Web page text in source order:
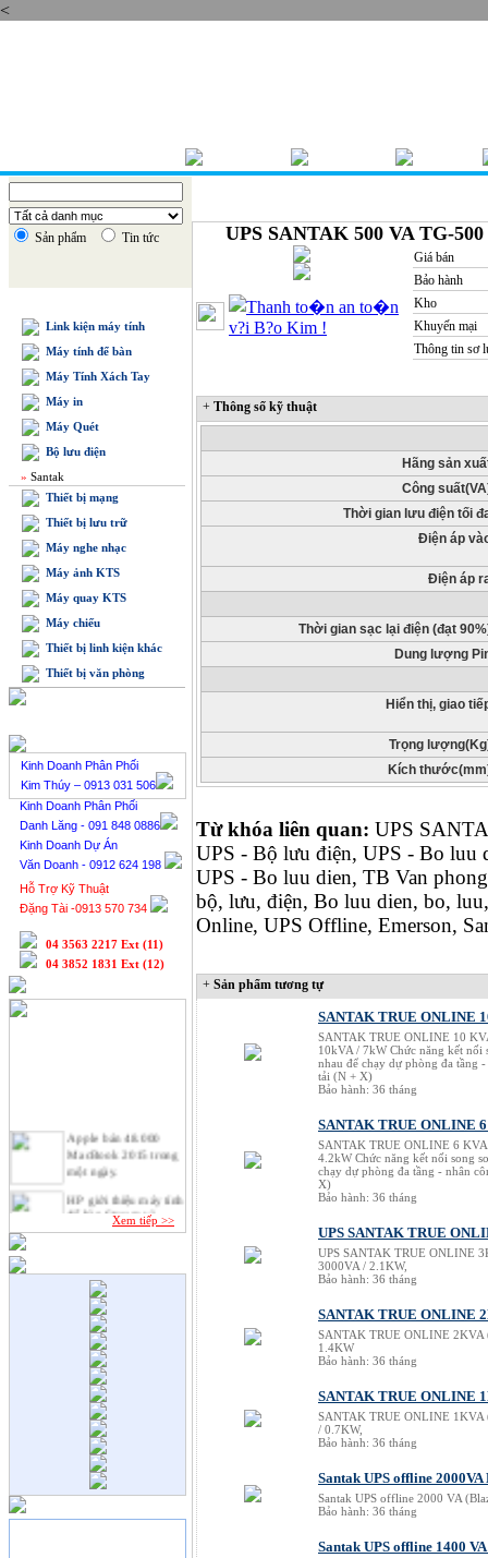
<
Sản phẩm Tin tức
Link kiện máy tính
Máy tính để bàn
Máy Tính Xách Tay
Máy in
Máy Quét
Bộ lưu điện
» Santak
Thiết bị mạng
Thiết bị lưu trữ
Máy nghe nhạc
Máy ảnh KTS
Máy quay KTS
Máy chiếu
Thiết bị linh kiện khác
Thiết bị văn phòng
Kinh Doanh Phân Phối
Kim Thúy – 0913 031 506
Kinh Doanh Phân Phối
Danh Lăng - 091 848 0886
Kinh Doanh Dự Án
Văn Doanh - 0912 624 198
Hỗ Trợ Kỹ Thuật
Đặng Tài -0913 570 734
04 3563 2217 Ext (11)
04 3852 1831 Ext (12)
Apple bán 48.000
MacBook 2015 trong
một ngày.
HP giới thiệu máy tính
để bàn Stream và
Pavilion mini.
lại với laptop lai tablet
"xếp hình" độc đáo.
Google đang phát triển
Chromebook Pixel đời
mới.
Tư vấn chọn mua ổ
cứng gắn ngoài.
Xem tiếp >>
UPS SANTAK 500 VA TG-500
Giá bán
Bảo hành
Kho
Khuyến mại
Thông tin sơ
+ Thông số kỹ thuật
Hãng sản
Công
Thời gian lưu điện tối
Điện áp
Điện áp
Thời gian sạc lại điện (đạt
Dung lượng
Hiển thị, giao
Trọng
Kích
Từ khóa liên quan: UPS
UPS - Bộ lưu điện, UPS - Bo luu
UPS - Bo luu dien, TB Van
bộ, lưu, điện, Bo luu dien, bo,
Online, UPS Offline, Emerson,
+ Sản phẩm tương tự
SANTAK TRUE ONLINE
SANTAK TRUE ONLINE 10
10kVA / 7kW Chức năng kết nối
nhau để chạy dự phòng đa tầng
tải (N + X)
Bảo hành: 36 tháng
SANTAK TRUE ONLINE
SANTAK TRUE ONLINE 6
4.2kW Chức năng kết nối song
chạy dự phòng đa tầng - nhân
X)
Bảo hành: 36 tháng
UPS SANTAK TRUE
UPS SANTAK TRUE ONLINE
3000VA / 2.1KW,
Bảo hành: 36 tháng
SANTAK TRUE ONLINE
SANTAK TRUE ONLINE 2KVA
1.4KW
Bảo hành: 36 tháng
SANTAK TRUE ONLINE
SANTAK TRUE ONLINE 1KVA
/ 0.7KW,
Bảo hành: 36 tháng
Santak UPS offline
Santak UPS offline 2000 VA
Bảo hành: 36 tháng
Santak UPS offline 1400